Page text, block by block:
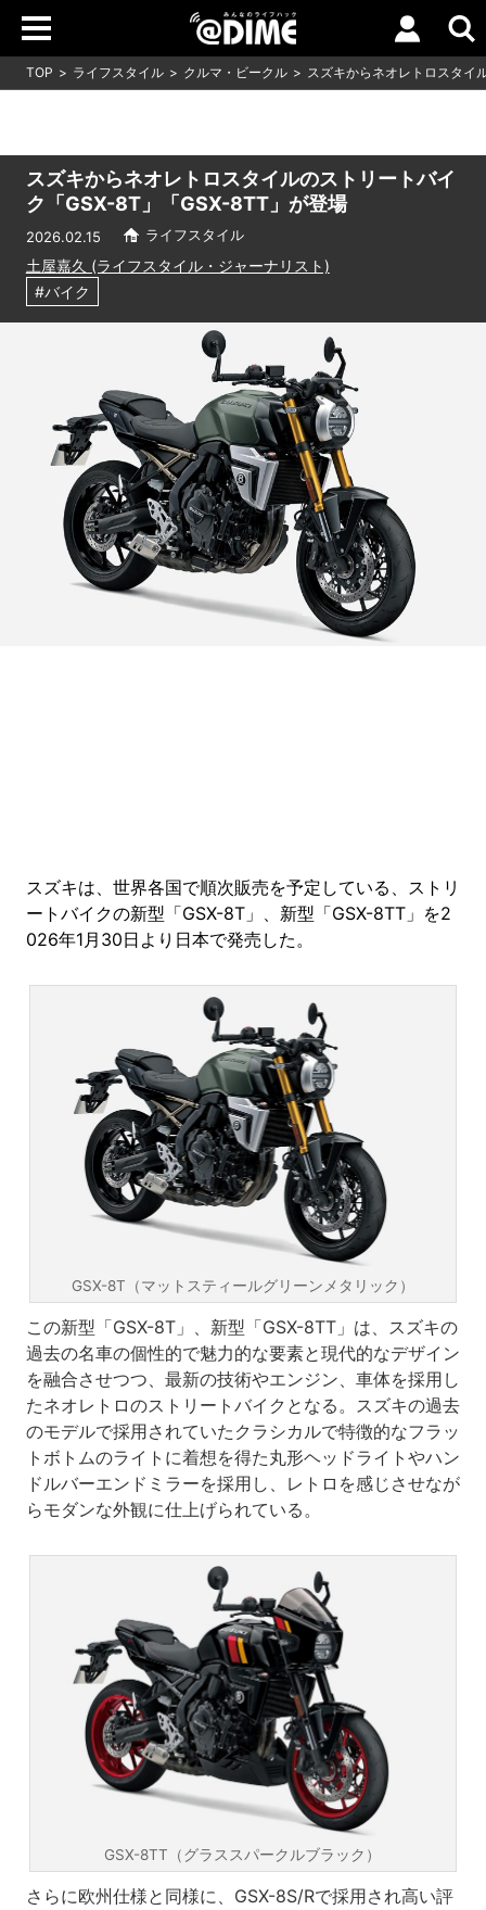
TOP ライフスタイル クルマ・ビークル スズキからネオレトロスタイ
スズキからネオレトロスタイルのストリートバイ
ク「GSX-8T」「GSX-8TT」が登場
2026.02.15 ライフスタイル
土屋嘉久 (ライフスタイル・ジャーナリスト)
#バイク
スズキは、世界各国で順次販売を予定している、ストリ
ートバイクの新型「GSX-8T」、新型「GSX-8TT」を2
026年1月30日より日本で発売した。
GSX-8T（マットスティールグリーンメタリック）
この新型「GSX-8T」、新型「GSX-8TT」は、スズキの
過去の名車の個性的で魅力的な要素と現代的なデザイン
を融合させつつ、最新の技術やエンジン、車体を採用し
たネオレトロのストリートバイクとなる。スズキの過去
のモデルで採用されていたクラシカルで特徴的なフラッ
トボトムのライトに着想を得た丸形ヘッドライトやハン
ドルバーエンドミラーを採用し、レトロを感じさせなが
らモダンな外観に仕上げられている。
GSX-8TT（グラススパークルブラック）
さらに欧州仕様と同様に、GSX-8S/Rで採用され高い評